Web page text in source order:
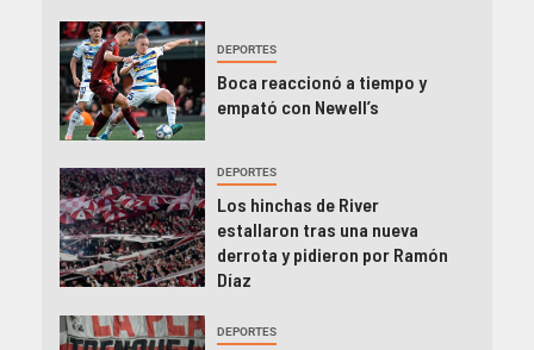
DEPORTES
Boca reaccionó a tiempo y
empató con Newell’s
DEPORTES
Los hinchas de River
estallaron tras una nueva
derrota y pidieron por Ramón
Díaz
DEPORTES